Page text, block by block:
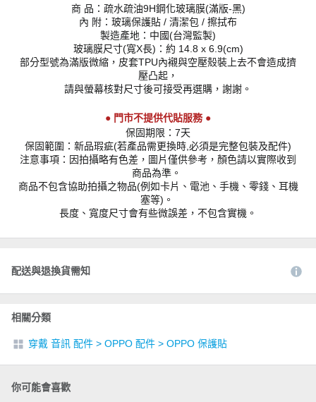
商 品：疏水疏油9H鋼化玻璃膜(滿版-黑)
內 附：玻璃保護貼 / 清潔包 / 擦拭布
製造產地：中國(台灣監製)
玻璃膜尺寸(寬X長)：約 14.8 x 6.9(cm)
部分型號為滿版微縮，皮套TPU內襯與空壓殼裝上去不會造成擠
壓凸起，
請與螢幕核對尺寸後可接受再選購，謝謝。
● 門市不提供代貼服務 ●
保固期限：7天
保固範圍：新品瑕疵(若產品需更換時,必須是完整包裝及配件)
注意事項：因拍攝略有色差，圖片僅供參考，顏色請以實際收到
商品為準。
商品不包含協助拍攝之物品(例如卡片、電池、手機、零錢、耳機
塞等)。
長度、寬度尺寸會有些微誤差，不包含實機。
配送與退換貨需知
相關分類
穿戴 音訊 配件 > OPPO 配件 > OPPO 保護貼
你可能會喜歡